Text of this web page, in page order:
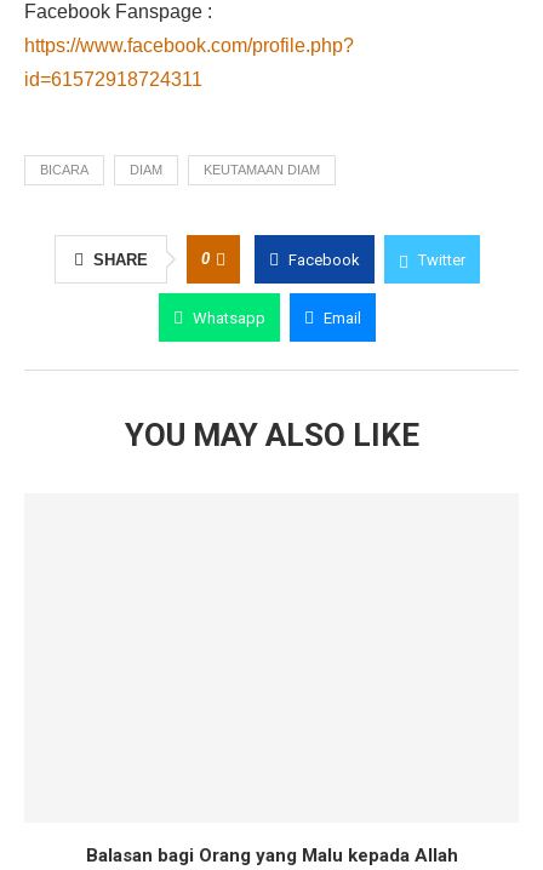
Facebook Fanspage :
https://www.facebook.com/profile.php?
id=61572918724311
BICARA DIAM KEUTAMAAN DIAM
SHARE 0 Facebook Twitter
Whatsapp Email
YOU MAY ALSO LIKE
Balasan bagi Orang yang Malu kepada Allah